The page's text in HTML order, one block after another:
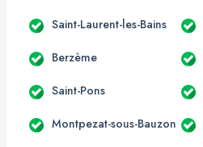
Saint-Laurent-les-Bains
Berzème
Saint-Pons
Montpezat-sous-Bauzon